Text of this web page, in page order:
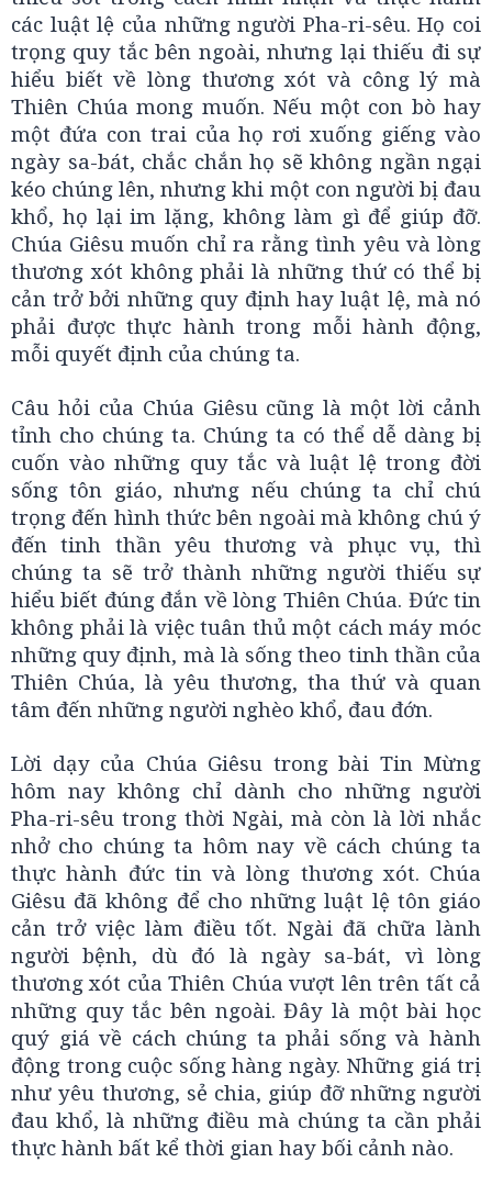
các luật lệ của những người Pha-ri-sêu. Họ coi
trọng quy tắc bên ngoài, nhưng lại thiếu đi sự
hiểu biết về lòng thương xót và công lý mà
Thiên Chúa mong muốn. Nếu một con bò hay
một đứa con trai của họ rơi xuống giếng vào
ngày sa-bát, chắc chắn họ sẽ không ngần ngại
kéo chúng lên, nhưng khi một con người bị đau
khổ, họ lại im lặng, không làm gì để giúp đỡ.
Chúa Giêsu muốn chỉ ra rằng tình yêu và lòng
thương xót không phải là những thứ có thể bị
cản trở bởi những quy định hay luật lệ, mà nó
phải được thực hành trong mỗi hành động,
mỗi quyết định của chúng ta.
Câu hỏi của Chúa Giêsu cũng là một lời cảnh
tỉnh cho chúng ta. Chúng ta có thể dễ dàng bị
cuốn vào những quy tắc và luật lệ trong đời
sống tôn giáo, nhưng nếu chúng ta chỉ chú
trọng đến hình thức bên ngoài mà không chú ý
đến tinh thần yêu thương và phục vụ, thì
chúng ta sẽ trở thành những người thiếu sự
hiểu biết đúng đắn về lòng Thiên Chúa. Đức tin
không phải là việc tuân thủ một cách máy móc
những quy định, mà là sống theo tinh thần của
Thiên Chúa, là yêu thương, tha thứ và quan
tâm đến những người nghèo khổ, đau đớn.
Lời dạy của Chúa Giêsu trong bài Tin Mừng
hôm nay không chỉ dành cho những người
Pha-ri-sêu trong thời Ngài, mà còn là lời nhắc
nhở cho chúng ta hôm nay về cách chúng ta
thực hành đức tin và lòng thương xót. Chúa
Giêsu đã không để cho những luật lệ tôn giáo
cản trở việc làm điều tốt. Ngài đã chữa lành
người bệnh, dù đó là ngày sa-bát, vì lòng
thương xót của Thiên Chúa vượt lên trên tất cả
những quy tắc bên ngoài. Đây là một bài học
quý giá về cách chúng ta phải sống và hành
động trong cuộc sống hàng ngày. Những giá trị
như yêu thương, sẻ chia, giúp đỡ những người
đau khổ, là những điều mà chúng ta cần phải
thực hành bất kể thời gian hay bối cảnh nào.